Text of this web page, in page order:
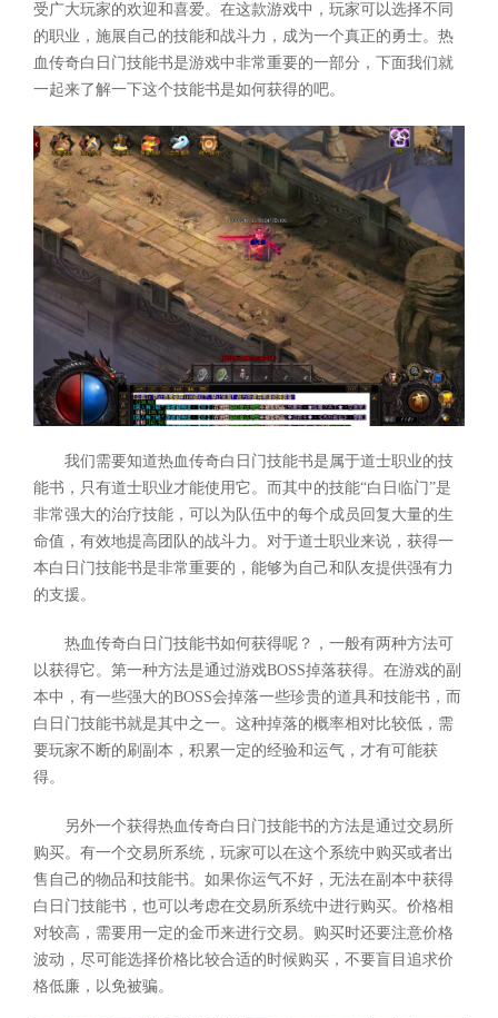
受广大玩家的欢迎和喜爱。在这款游戏中，玩家可以选择不同
的职业，施展自己的技能和战斗力，成为一个真正的勇士。热
血传奇白日门技能书是游戏中非常重要的一部分，下面我们就
一起来了解一下这个技能书是如何获得的吧。
我们需要知道热血传奇白日门技能书是属于道士职业的技
能书，只有道士职业才能使用它。而其中的技能“白日临门”是
非常强大的治疗技能，可以为队伍中的每个成员回复大量的生
命值，有效地提高团队的战斗力。对于道士职业来说，获得一
本白日门技能书是非常重要的，能够为自己和队友提供强有力
的支援。
热血传奇白日门技能书如何获得呢？，一般有两种方法可
以获得它。第一种方法是通过游戏BOSS掉落获得。在游戏的副
本中，有一些强大的BOSS会掉落一些珍贵的道具和技能书，而
白日门技能书就是其中之一。这种掉落的概率相对比较低，需
要玩家不断的刷副本，积累一定的经验和运气，才有可能获
得。
另外一个获得热血传奇白日门技能书的方法是通过交易所
购买。有一个交易所系统，玩家可以在这个系统中购买或者出
售自己的物品和技能书。如果你运气不好，无法在副本中获得
白日门技能书，也可以考虑在交易所系统中进行购买。价格相
对较高，需要用一定的金币来进行交易。购买时还要注意价格
波动，尽可能选择价格比较合适的时候购买，不要盲目追求价
格低廉，以免被骗。